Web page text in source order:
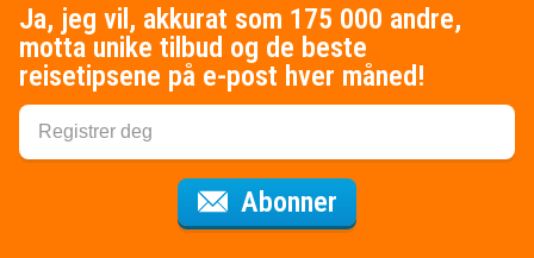
Ja, jeg vil, akkurat som 175 000 andre,
motta unike tilbud og de beste
reisetipsene på e-post hver måned!
Abonner